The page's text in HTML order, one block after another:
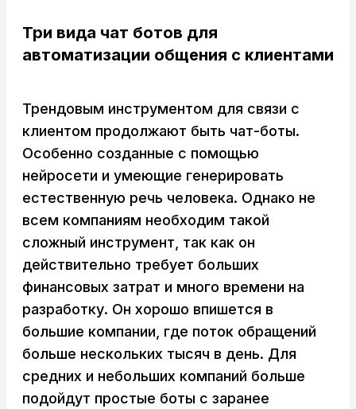
Три вида чат ботов для
автоматизации общения с клиентами
Трендовым инструментом для связи с
клиентом продолжают быть чат-боты.
Особенно созданные с помощью
нейросети и умеющие генерировать
естественную речь человека. Однако не
всем компаниям необходим такой
сложный инструмент, так как он
действительно требует больших
финансовых затрат и много времени на
разработку. Он хорошо впишется в
большие компании, где поток обращений
больше нескольких тысяч в день. Для
средних и небольших компаний больше
подойдут простые боты с заранее